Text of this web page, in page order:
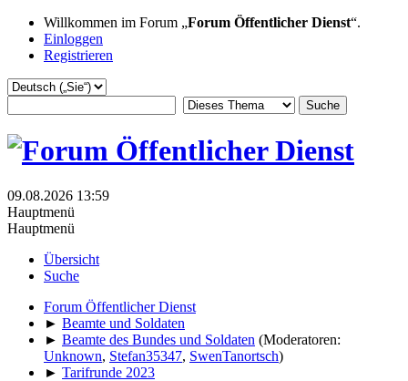
Willkommen im Forum „Forum Öffentlicher Dienst“.
Einloggen
Registrieren
09.08.2026 13:59
Hauptmenü
Hauptmenü
Übersicht
Suche
Forum Öffentlicher Dienst
► Beamte und Soldaten
► Beamte des Bundes und Soldaten (Moderatoren:
Unknown, Stefan35347, SwenTanortsch)
► Tarifrunde 2023